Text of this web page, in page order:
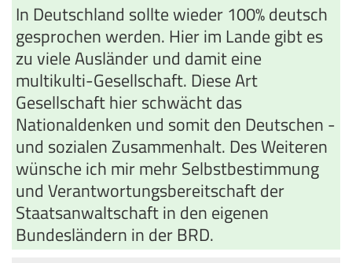
In Deutschland sollte wieder 100% deutsch
gesprochen werden. Hier im Lande gibt es
zu viele Ausländer und damit eine
multikulti-Gesellschaft. Diese Art
Gesellschaft hier schwächt das
Nationaldenken und somit den Deutschen -
und sozialen Zusammenhalt. Des Weiteren
wünsche ich mir mehr Selbstbestimmung
und Verantwortungsbereitschaft der
Staatsanwaltschaft in den eigenen
Bundesländern in der BRD.